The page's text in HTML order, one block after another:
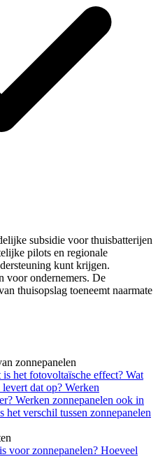
subsidie voor thuisbatterijen
pilots en regionale
kunt krijgen.
voor ondernemers. De
thuisopslag toeneemt naarmate
zonnepanelen
het fotovoltaïsche effect? Wat
dat op? Werken
Werken zonnepanelen ook in
het verschil tussen zonnepanelen
voor zonnepanelen? Hoeveel